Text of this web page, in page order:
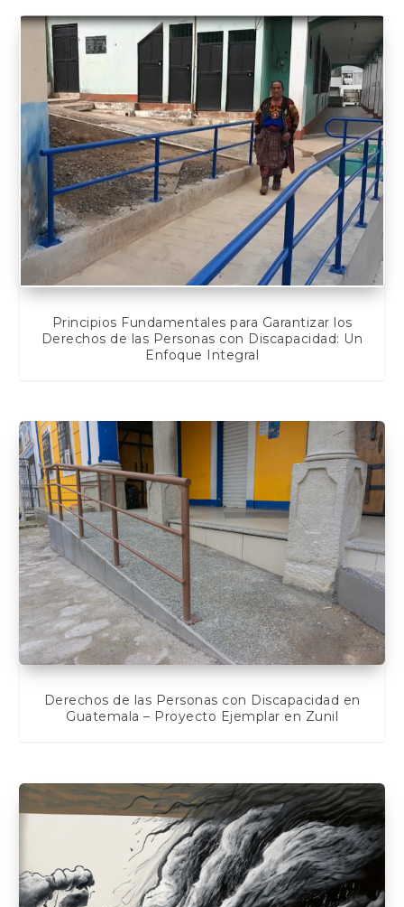
Principios Fundamentales para Garantizar los
Derechos de las Personas con Discapacidad: Un
Enfoque Integral
Derechos de las Personas con Discapacidad en
Guatemala – Proyecto Ejemplar en Zunil